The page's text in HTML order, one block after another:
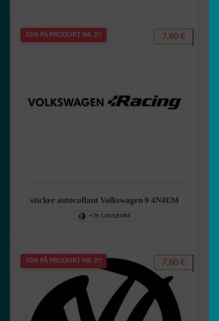
50% PÅ PRODUKT NR. 2!!
sticker autocollant Volkswagen 9 4N4EM
+79 COULEURS
7,80 €
50% PÅ PRODUKT NR. 2!! 7,80 €